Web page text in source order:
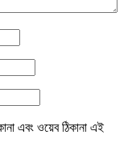
এবং ওয়েব ঠিকানা এই